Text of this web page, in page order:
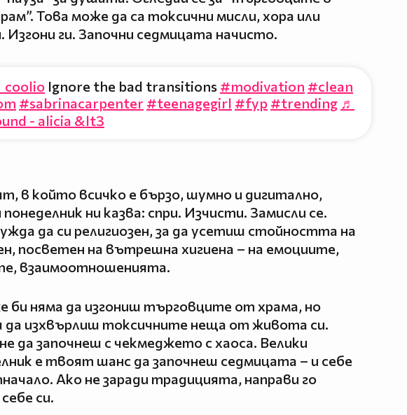
Това може да са токсични мисли, хора или
Изгони ги. Започни седмицата начисто.
Ignore the bad transitions #modivation #clean
#sabrinacarpenter #teenagegirl #fyp #trending ♬
- alicia &lt3
в който всичко е бързо, шумно и дигитално,
понеделник ни казва: спри. Изчисти. Замисли се.
да си религиозен, за да усетиш стойността на
посветен на вътрешна хигиена – на емоциите,
взаимоотношенията.
би няма да изгониш търговците от храма, но
изхвърлиш токсичните неща от живота си.
да започнеш с чекмеджето с хаоса. Велики
е твоят шанс да започнеш седмицата – и себе
Ако не заради традицията, направи го
си.